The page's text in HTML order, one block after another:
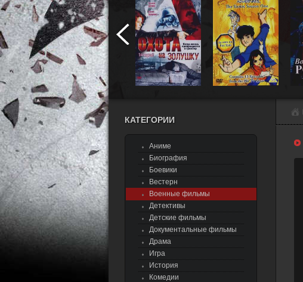
КАТЕГОРИИ
Аниме
Биография
Боевики
Вестерн
Военные фильмы
Детективы
Детские фильмы
Документальные фильмы
Драма
Игра
История
Комедии